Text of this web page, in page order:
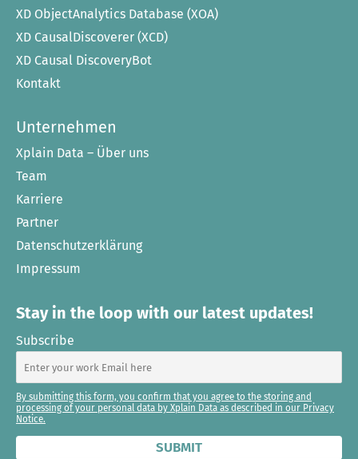
XD ObjectAnalytics Database (XOA)
XD CausalDiscoverer (XCD)
XD Causal DiscoveryBot
Kontakt
Unternehmen
Xplain Data – Über uns
Team
Karriere
Partner
Datenschutzerklärung
Impressum
Stay in the loop with our latest updates!
Subscribe
By submitting this form, you confirm that you agree to the storing and
processing of your personal data by Xplain Data as described in our Privacy
Notice.